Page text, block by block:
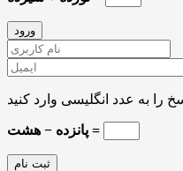
پانزده − هشت =